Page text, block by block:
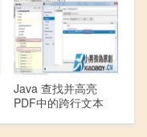
Java 查找并高亮
PDF中的跨行文本